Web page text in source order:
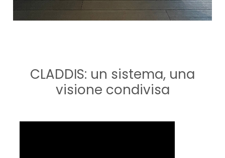
CLADDIS: un sistema, una
visione condivisa